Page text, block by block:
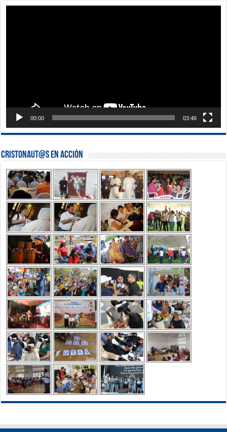
00:00 03:46
Cristonaut@s en Acción